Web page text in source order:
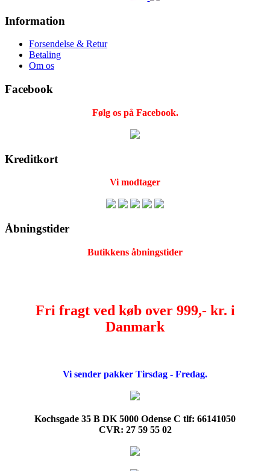
Information
Forsendelse & Retur
Betaling
Om os
Facebook
Følg os på Facebook.
Kreditkort
Vi modtager
Åbningstider
Butikkens åbningstider
Fri fragt ved køb over 999,- kr. i
Danmark
Vi sender pakker Tirsdag - Fredag.
Kochsgade 35 B DK 5000 Odense C tlf: 66141050
CVR: 27 59 55 02